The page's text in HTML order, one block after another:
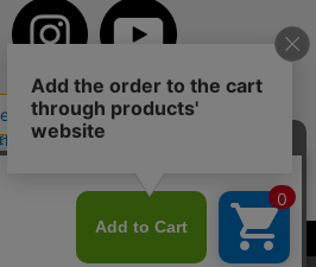
を使用しています。Cookieの使用に同意いた
客様へ ご利用案内
ご利用規約
特定商取引法
問い合わせ
Co.,Ltd. All Rights Reserved.